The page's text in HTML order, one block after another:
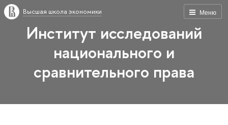
Меню
Высшая школа экономики
Институт исследований
национального и
сравнительного права